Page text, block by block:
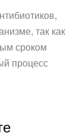
так как
сроком
процесс